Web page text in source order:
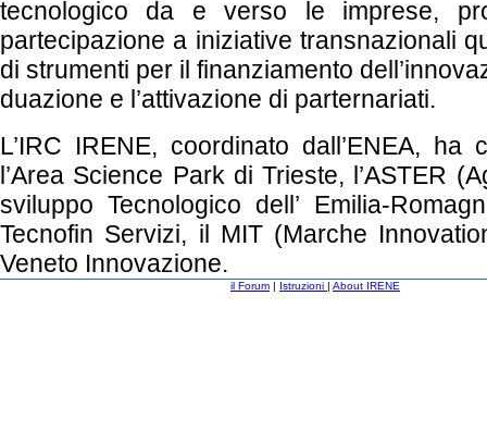
tecnologico da e verso le imprese,
partecipazione a iniziative transnazionali
di strumenti per il finanziamento
duazione e l’attivazione di parternariati.
L’IRC IRENE, coordinato dall’ENEA, ha
l’Area Science Park di Trieste, l’ASTER
sviluppo Tecnologico dell’ Emilia-
Tecnofin Servizi, il MIT (Marche
Veneto Innovazione.
il Forum | Istruzioni | About IRENE